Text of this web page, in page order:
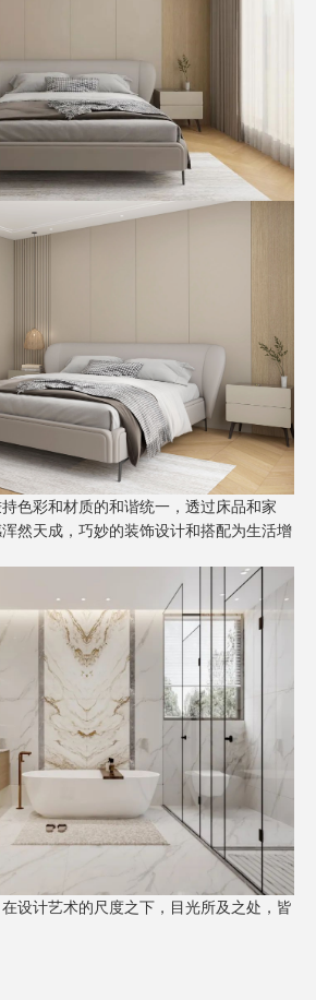
色彩和材质的和谐统一，透过床品和家
然天成，巧妙的装饰设计和搭配为生活增
设计艺术的尺度之下，目光所及之处，皆